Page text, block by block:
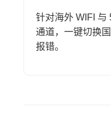
针对海外 WIFI 与
通道，一键切换
报错。